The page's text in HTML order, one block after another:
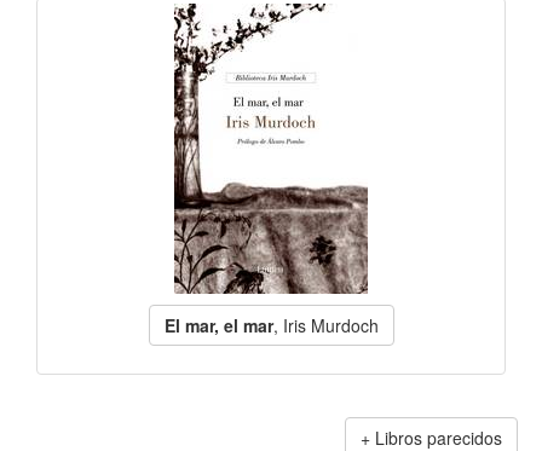
El mar, el mar, Iris Murdoch
Libros parecidos